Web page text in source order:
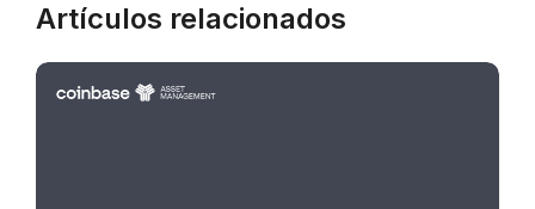
Artículos relacionados